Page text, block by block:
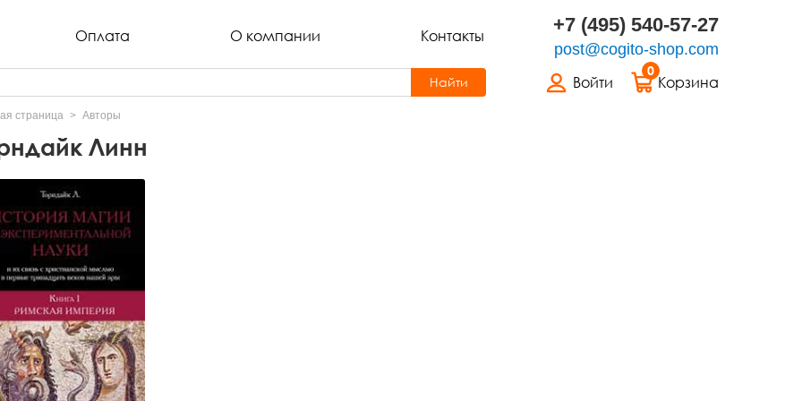
Оплата О компании Контакты +7 (495) 540-57-27
post@cogito-shop.com
Войти
0
Корзина
Найти
страница Авторы
Линн